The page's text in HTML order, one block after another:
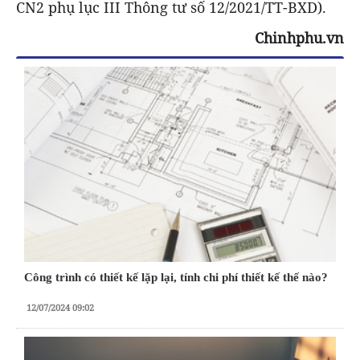
CN2 phụ lục III Thông tư số 12/2021/TT-BXD).
Chinhphu.vn
Công trình có thiết kế lặp lại, tính chi phí thiết kế thế nào?
12/07/2024 09:02